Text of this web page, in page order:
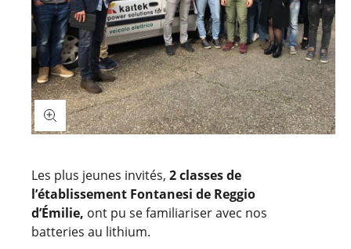
Les plus jeunes invités, 2 classes de
l’établissement Fontanesi de Reggio
d’Émilie, ont pu se familiariser avec nos
batteries au lithium.